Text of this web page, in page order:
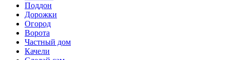
Поддон
Дорожки
Огород
Ворота
Частный дом
Качели